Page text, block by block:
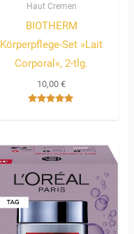
Haut Cremen
BIOTHERM
Körperpflege-Set »Lait
Corporal«, 2-tlg.
10,00€